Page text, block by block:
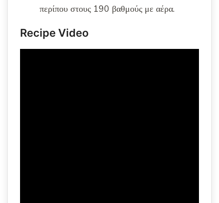
περίπου στους 190 βαθμούς με αέρα.
Recipe Video